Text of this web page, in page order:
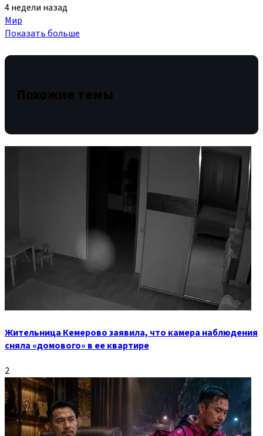
4 недели назад
Мир
Показать больше
Похожие темы
Жительница Кемерово заявила, что камера наблюдения
сняла «домового» в ее квартире
2